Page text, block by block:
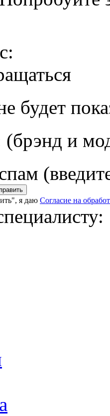
будет
и
я даю Согласие на